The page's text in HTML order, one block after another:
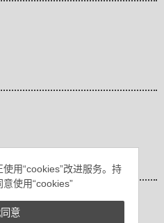
用“cookies”改进服务。持
使用“cookies”
意